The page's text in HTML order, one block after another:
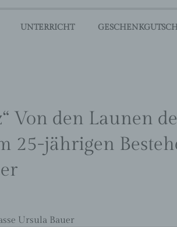
UNTERRICHT
Von den Launen
25-jährigen
Ursula Bauer